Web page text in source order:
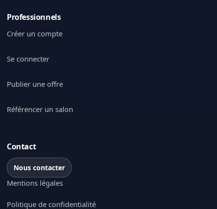
Professionnels
Créer un compte
Se connecter
Publier une offre
Référencer un salon
Contact
Nous contacter
Mentions légales
Politique de confidentialité